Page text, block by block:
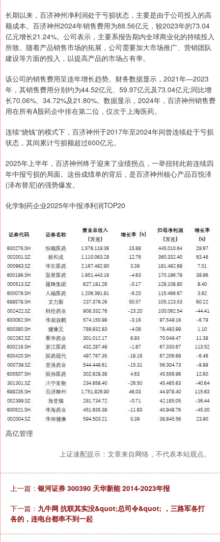
长期以来，百济神州净利润处于亏损状态，主要是由于公司投入的高
额成本。百济神州2024年销售费用为88.56亿元，较2023年的73.04
亿元增长21.24%。公司表示，主要系报告期内全球商业化的持续投入
所致。随着产品销售市场的拓展，公司需要加大市场推广、营销团队
建设等方面的投入，以提高产品的市场占有率。
该公司的销售费用呈连年增长趋势。财务数据显示，2021年—2023
年，其销售费用分别约为44.52亿元、59.97亿元及73.04亿元;同比增
长70.06%、34.72%及21.80%。数据显示，2024年，百济神州销售费
用在所有A股药企中排在第二位，仅次于上海医药。
连续“烧钱”的模式下，百济神州于2017年至2024年间曾连续处于亏损
状态，其间累计亏损额超过600亿元。
2025年上半年，百济神州终于迎来了业绩拐点，一举扭转此前连续四
年中报亏损的局面。这份成绩单的背后，是百济神州核心产品百悦泽
(泽布替尼)的强势爆发。
化学制药企业2025年中报净利润TOP20
高亿管理
上证速配提示：文章来自网络，不代表本站观点。
上一篇： 银河证券 300390 天华新能 2014-2023年报
下一篇： 九牛网 抗联其实没&quot;总司令&quot; ，三路军各打
各的，连电台都串不到一起